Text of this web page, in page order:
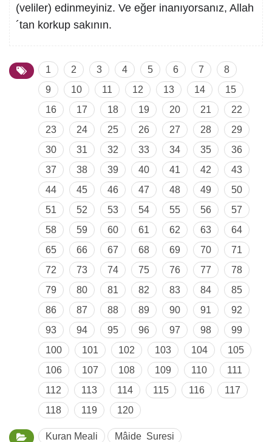
(veliler) edinmeyiniz. Ve eğer inanıyorsanız, Allah
´tan korkup sakının.
1 2 3 4 5 6 7
8
9
10 11 12 13 14
15
16
17 18 19 20 21
22
23
24 25 26 27 28
29
30
31 32 33 34 35
36
37
38 39 40 41 42
43
44
45 46 47 48 49
50
51
52 53 54 55 56
57
58
59 60 61 62 63
64
65
66 67 68 69 70
71
72
73 74 75 76 77
78
79
80 81 82 83 84
85
86
87 88 89 90 91
92
93
94 95 96 97 98
99
100
101 102 103 104
105
106
107 108 109 110
111
112
113 114 115 116
117
118
119 120
Kuran Meali
Mâide Suresi